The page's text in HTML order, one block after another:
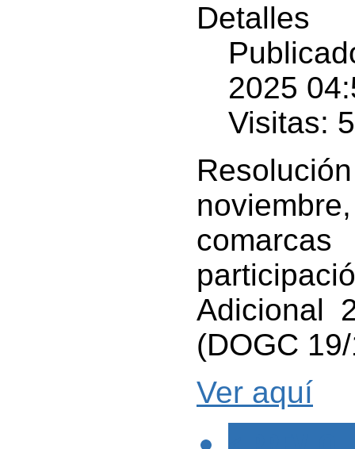
Detalles
2025
Visitas:
Adicional
(DOGC
Ver aquí